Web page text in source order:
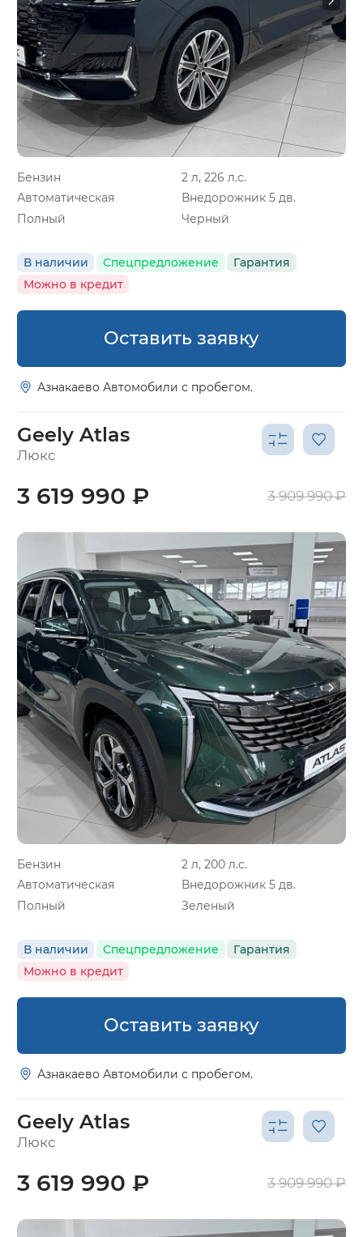
Бензин
2 л, 226 л.с.
Автоматическая
Внедорожник 5 дв.
Полный
Черный
В наличии Спецпредложение
Гарантия
Можно в кредит
Оставить заявку
Азнакаево Автомобили с пробегом.
Geely Atlas
Люкс
Бензин
2 л, 200 л.с.
Автоматическая
Внедорожник 5 дв.
Полный
Зеленый
В наличии Спецпредложение
Гарантия
Можно в кредит
3 619 990 ₽ 3 909 990 ₽
Оставить заявку
Азнакаево Автомобили с пробегом.
Geely Atlas
Люкс
3 619 990 ₽ 3 909 990 ₽